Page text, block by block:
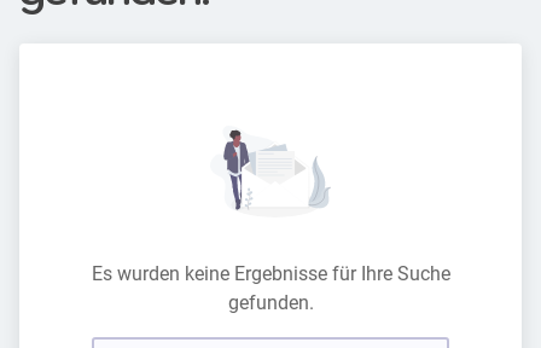
Es wurden keine Ergebnisse für Ihre Suche
gefunden.